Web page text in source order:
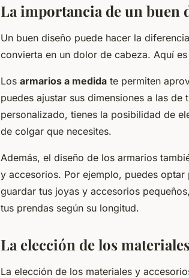
La importancia de un buen
Un buen diseño puede hacer la
convierta en un dolor de cabeza. Aquí
Los armarios a medida te permiten
puedes ajustar sus dimensiones a las
personalizado, tienes la posibilidad de
de colgar que necesites.
Además, el diseño de los armarios
y accesorios. Por ejemplo, puedes
guardar tus joyas y accesorios
tus prendas según su longitud.
La elección de los
La elección de los materiales y